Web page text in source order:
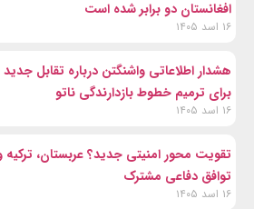
افغانستان دو برابر شده است
۱۶ اسد ۱۴۰۵
هشدار اطلاعاتی واشنگتن درباره تقابل
برای ترمیم خطوط بازدارندگی ناتو
۱۶ اسد ۱۴۰۵
تقویت محور امنیتی جدید؟ عربستان، ترکیه
توافق دفاعی مشترک
۱۶ اسد ۱۴۰۵